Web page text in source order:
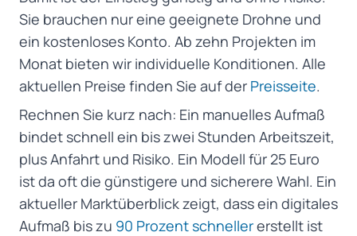
Sie brauchen nur eine geeignete Drohne und
ein kostenloses Konto. Ab zehn Projekten im
Monat bieten wir individuelle Konditionen. Alle
aktuellen Preise finden Sie auf der Preisseite.
Rechnen Sie kurz nach: Ein manuelles Aufmaß
bindet schnell ein bis zwei Stunden Arbeitszeit,
plus Anfahrt und Risiko. Ein Modell für 25 Euro
ist da oft die günstigere und sicherere Wahl. Ein
aktueller Marktüberblick zeigt, dass ein digitales
Aufmaß bis zu 90 Prozent schnellererstellt ist